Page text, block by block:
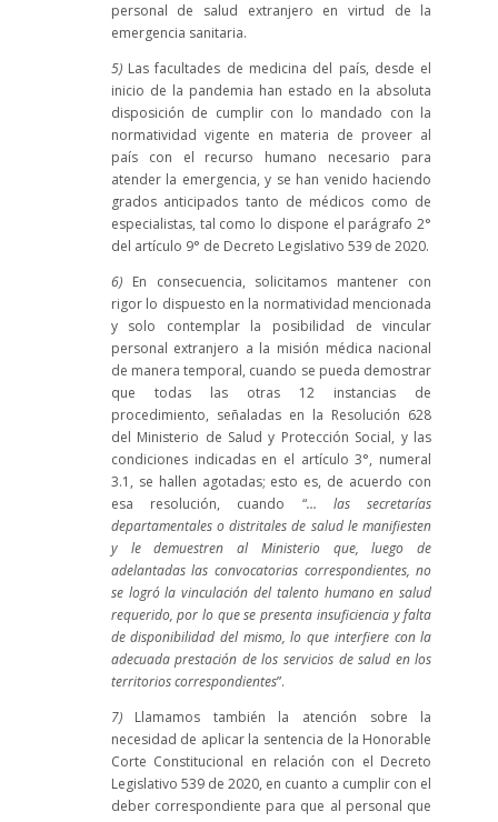
personal de salud extranjero en virtud de la
emergencia sanitaria.
5)Las facultades de medicina del país, desde el
inicio de la pandemia han estado en la absoluta
disposición de cumplir con lo mandado con la
normatividad vigente en materia de proveer al
país con el recurso humano necesario para
atender la emergencia, y se han venido haciendo
grados anticipados tanto de médicos como de
especialistas, tal como lo dispone el parágrafo 2°
del artículo 9° de Decreto Legislativo 539 de 2020.
6)En consecuencia, solicitamos mantener con
rigor lo dispuesto en la normatividad mencionada
y solo contemplar la posibilidad de vincular
personal extranjero a la misión médica nacional
de manera temporal, cuando se pueda demostrar
que todas las otras 12 instancias de
procedimiento, señaladas en la Resolución 628
del Ministerio de Salud y Protección Social, y las
condiciones indicadas en el artículo 3°, numeral
3.1, se hallen agotadas; esto es, de acuerdo con
esa resolución, cuando “… las secretarías
departamentales o distritales de salud le manifiesten
y le demuestren al Ministerio que, luego de
adelantadas las convocatorias correspondientes, no
se logró la vinculación del talento humano en salud
requerido, por lo que se presenta insuficiencia y falta
de disponibilidad del mismo, lo que interfiere con la
adecuada prestación de los servicios de salud en los
territorios correspondientes”.
7)Llamamos también la atención sobre la
necesidad de aplicar la sentencia de la Honorable
Corte Constitucional en relación con el Decreto
Legislativo 539 de 2020, en cuanto a cumplir con el
deber correspondiente para que al personal que